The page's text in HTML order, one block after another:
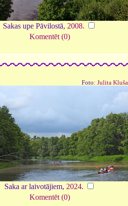
Sakas upe Pāvilostā, 2008.
Komentēt (0)
Foto: Julita Kluša
Saka ar laivotājiem, 2024.
Komentēt (0)